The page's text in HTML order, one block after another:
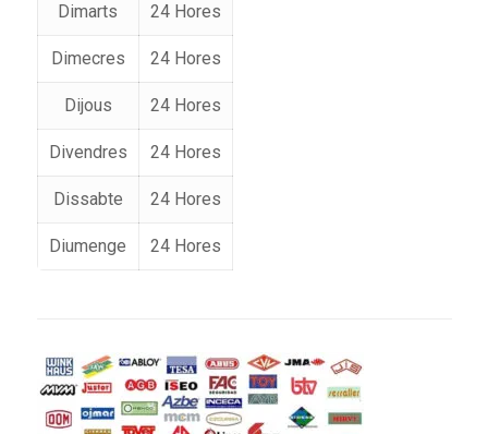
Dimarts 24 Hores
Dimecres 24 Hores
Dijous 24 Hores
Divendres 24 Hores
Dissabte 24 Hores
Diumenge 24 Hores